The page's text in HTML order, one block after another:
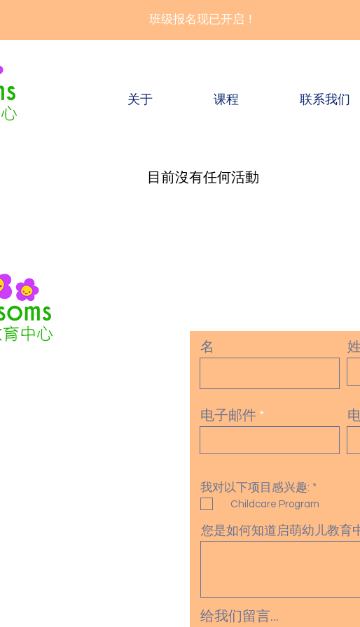
班级报名现已开启！
关于 课程 联系我们
目前沒有任何活動
名 姓
电子邮件
我对以下项目感兴趣: *必
填
Childcare Program
您是如何知道启萌幼儿教育
给我们留言...